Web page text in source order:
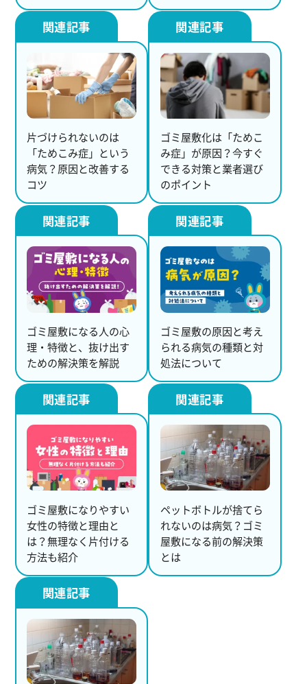
片づけられないのは
「ためこみ症」という
病気？原因と改善する
コツ
ゴミ屋敷化は「ためこ
み症」が原因？今すぐ
できる対策と業者選び
のポイント
ゴミ屋敷になる人の心
理・特徴と、抜け出す
ための解決策を解説
ゴミ屋敷の原因と考え
られる病気の種類と対
処法について
ゴミ屋敷になりやすい
女性の特徴と理由と
は？無理なく片付ける
方法も紹介
ペットボトルが捨てら
れないのは病気？ゴミ
屋敷になる前の解決策
とは